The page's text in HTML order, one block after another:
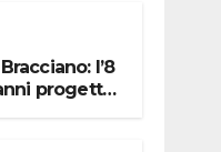
l’8
progetto